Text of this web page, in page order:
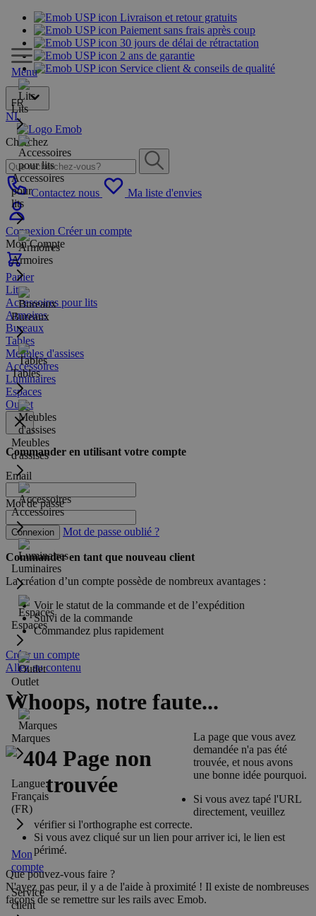
Livraison et retour gratuits
Paiement sans frais après coup
30 jours de délai de rétractation
2 ans de garantie
Service client & conseils de qualité
FR
NL
Cherchez
Contactez nous Ma liste d'envies
Connexion Créer un compte
Mon Compte
Panier
Menu
Lits
Accessoires
pour
lits
Armoires
Bureaux
Tables
Meubles
d'assises
Accessoires
Luminaires
Espaces
Outlet
Marques
Langue:
Français
(FR)
Mon
compte
Service
client
Lits
Accessoires pour lits
Armoires
Bureaux
Tables
Meubles d'assises
Accessoires
Luminaires
Espaces
Outlet
Commander en utilisant votre compte
Email
Mot de passe
Connexion Mot de passe oublié ?
Commander en tant que nouveau client
La création d’un compte possède de nombreux avantages :
Voir le statut de la commande et de l’expédition
Suivi de la commande
Commandez plus rapidement
Créer un compte
Allez au contenu
Whoops, notre faute...
La page que vous avez
demandée n'a pas été
trouvée, et nous avons
une bonne idée pourquoi.
Si vous avez tapé l'URL
directement, veuillez
vérifier si l'orthographe est correcte.
Si vous avez cliqué sur un lien pour arriver ici, le lien est
périmé.
Que pouvez-vous faire ?
N'ayez pas peur, il y a de l'aide à proximité ! Il existe de nombreuses
façons de se remettre sur les rails avec Emob.